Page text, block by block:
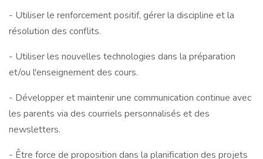
- Utiliser le renforcement positif, gérer la discipline et la
résolution des conflits.
- Utiliser les nouvelles technologies dans la préparation
et/ou l'enseignement des cours.
- Développer et maintenir une communication continue avec
les parents via des courriels personnalisés et des
newsletters.
- Être force de proposition dans la planification des projets